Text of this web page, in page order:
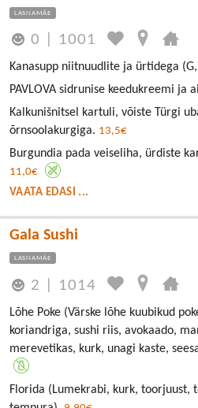
LASNAMÄE
0 1001
Kanasupp niitnuudlite ja ürtidega (G,
PAVLOVA sidrunise keedukreemi ja
Kalkunišnitsel kartuli, võiste Türgi
õrnsoolakurgiga. 13,5€
Burgundia pada veiseliha, ürdiste
11,0€
VAATA EDASI ...
Gala Sushi
LASNAMÄE
2 1014
Lõhe Poke (Värske lõhe kuubikud
koriandriga, sushi riis, avokaado,
merevetikas, kurk, unagi kaste,
Florida (Lumekrabi, kurk, toorjuust,